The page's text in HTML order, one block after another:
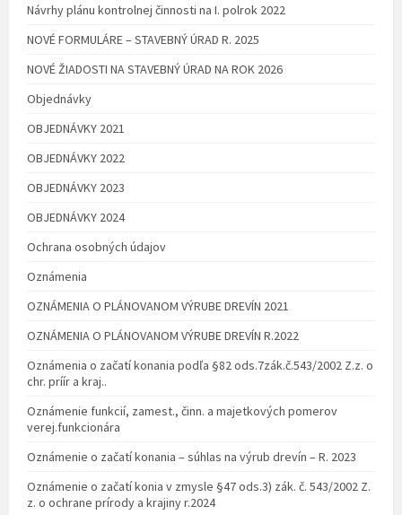
Návrhy plánu kontrolnej činnosti na I. polrok 2022
NOVÉ FORMULÁRE – STAVEBNÝ ÚRAD R. 2025
NOVÉ ŽIADOSTI NA STAVEBNÝ ÚRAD NA ROK 2026
Objednávky
OBJEDNÁVKY 2021
OBJEDNÁVKY 2022
OBJEDNÁVKY 2023
OBJEDNÁVKY 2024
Ochrana osobných údajov
Oznámenia
OZNÁMENIA O PLÁNOVANOM VÝRUBE DREVÍN 2021
OZNÁMENIA O PLÁNOVANOM VÝRUBE DREVÍN R.2022
Oznámenia o začatí konania podľa §82 ods.7zák.č.543/2002 Z.z. o
chr. príír a kraj..
Oznámenie funkcií, zamest., činn. a majetkových pomerov
verej.funkcionára
Oznámenie o začatí konania – súhlas na výrub drevín – R. 2023
Oznámenie o začatí konia v zmysle §47 ods.3) zák. č. 543/2002 Z.
z. o ochrane prírody a krajiny r.2024